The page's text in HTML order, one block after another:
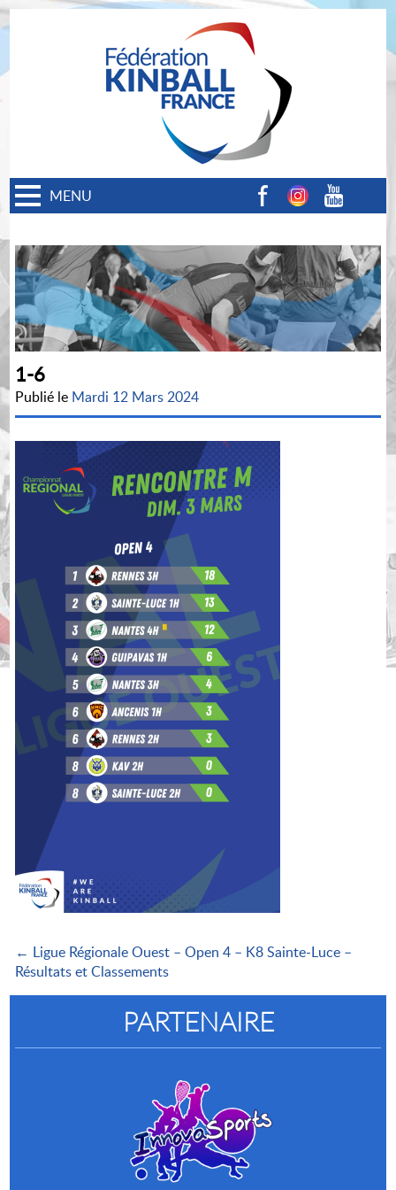
MENU
1-6
Publié le Mardi 12 Mars 2024
← Ligue Régionale Ouest – Open 4 – K8 Sainte-Luce –
Résultats et Classements
PARTENAIRE